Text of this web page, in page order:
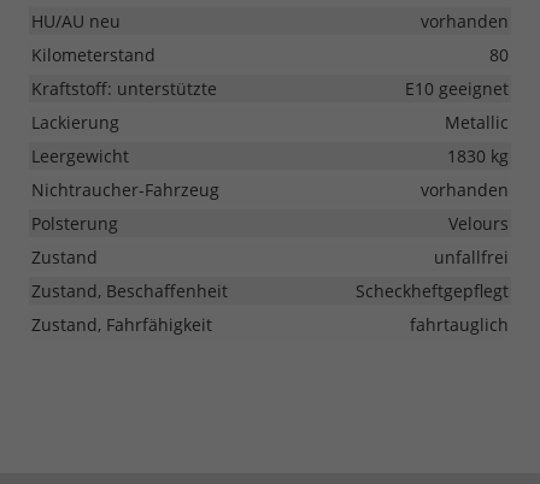
HU/AU neu
vorhanden
Kilometerstand
80
Kraftstoff: unterstützte
E10 geeignet
Lackierung
Metallic
Leergewicht
1830 kg
Nichtraucher-Fahrzeug
vorhanden
Polsterung
Velours
Zustand
unfallfrei
Zustand, Beschaffenheit
Scheckheftgepflegt
Zustand, Fahrfähigkeit
fahrtauglich